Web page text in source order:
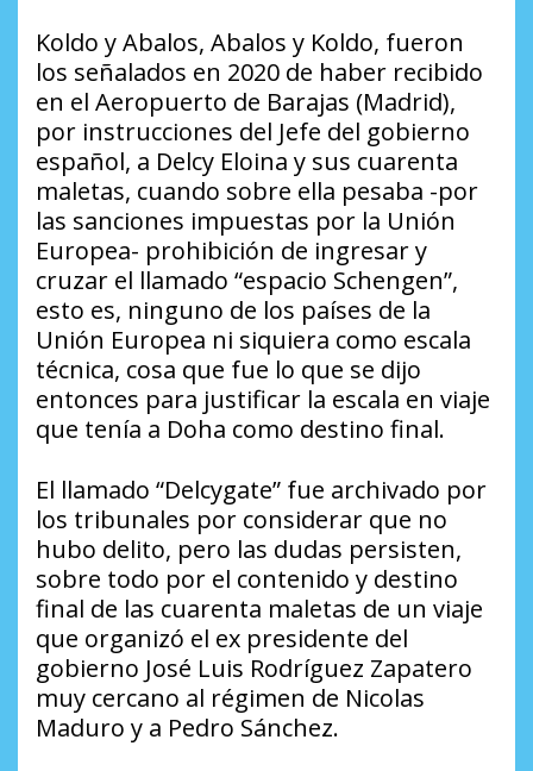
Koldo y Abalos, Abalos y Koldo, fueron
los señalados en 2020 de haber recibido
en el Aeropuerto de Barajas (Madrid),
por instrucciones del Jefe del gobierno
español, a Delcy Eloina y sus cuarenta
maletas, cuando sobre ella pesaba -por
las sanciones impuestas por la Unión
Europea- prohibición de ingresar y
cruzar el llamado “espacio Schengen”,
esto es, ninguno de los países de la
Unión Europea ni siquiera como escala
técnica, cosa que fue lo que se dijo
entonces para justificar la escala en viaje
que tenía a Doha como destino final.
El llamado “Delcygate” fue archivado por
los tribunales por considerar que no
hubo delito, pero las dudas persisten,
sobre todo por el contenido y destino
final de las cuarenta maletas de un viaje
que organizó el ex presidente del
gobierno José Luis Rodríguez Zapatero
muy cercano al régimen de Nicolas
Maduro y a Pedro Sánchez.